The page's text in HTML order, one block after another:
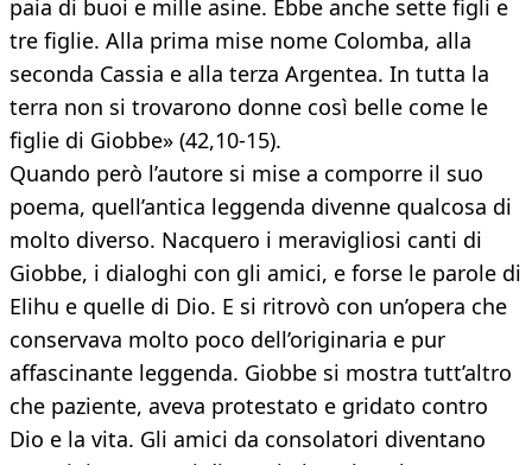
paia di buoi e mille asine. Ebbe anche sette figli e
tre figlie. Alla prima mise nome Colomba, alla
seconda Cassia e alla terza Argentea. In tutta la
terra non si trovarono donne così belle come le
figlie di Giobbe» (42,10-15).
Quando però l’autore si mise a comporre il suo
poema, quell’antica leggenda divenne qualcosa di
molto diverso. Nacquero i meravigliosi canti di
Giobbe, i dialoghi con gli amici, e forse le parole di
Elihu e quelle di Dio. E si ritrovò con un’opera che
conservava molto poco dell’originaria e pur
affascinante leggenda. Giobbe si mostra tutt’altro
che paziente, aveva protestato e gridato contro
Dio e la vita. Gli amici da consolatori diventano